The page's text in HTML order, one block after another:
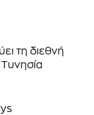
τη διεθνή